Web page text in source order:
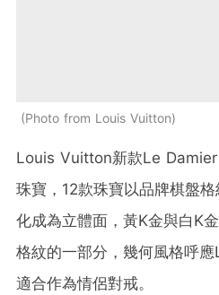
Photo from Louis Vuitton
Louis Vuitton新款Le
珠寶，12款珠寶以品牌棋盤
化成為立體面，黃K金與白K
格紋的一部分，幾何風格呼
適合作為情侶對戒。